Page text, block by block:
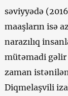
səviyyədə
maaşların isə
narazılıq
mütəmadi gəlir
zaman
Diqmelaşvili